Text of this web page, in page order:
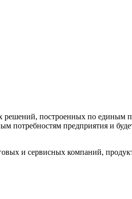
решений, построенных по
потребностям предприятия и
и сервисных компаний,